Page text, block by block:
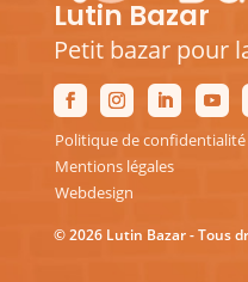
Lutin Bazar
Petit bazar pour
Politique de confidentialité
Mentions légales
Webdesign
© 2026 Lutin Bazar - Tous